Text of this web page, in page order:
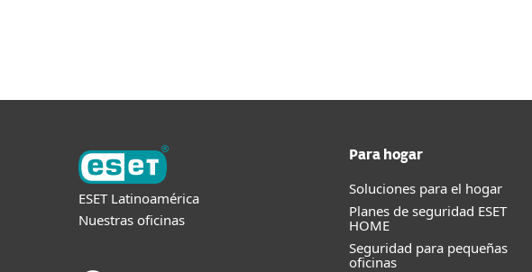
ESET Latinoamérica
Nuestras oficinas
Para hogar
Soluciones para el hogar
Planes de seguridad ESET
HOME
Seguridad para pequeñas
oficinas